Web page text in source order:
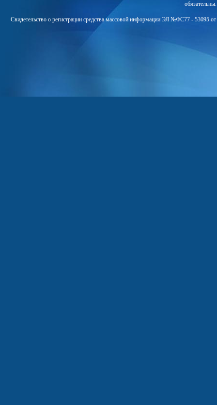
Свидетельство о регистрации средства массовой информации ЭЛ №ФС77 - 53095